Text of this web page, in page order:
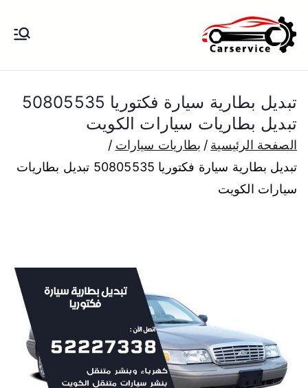
إلى
المحتوى
الكويت
بنشر متنقل الكويت كهرباء وبنشر تبديل
بارخص الاسعار
تبديل بطارية سيارة فكتوريا 50805535
تبديل بطاريات سيارات الكويت
الصفحة الرئيسية
بطاريات سيارات
تبديل بطارية سيارة فكتوريا 50805535 تبديل بطاريات
سيارات الكويت